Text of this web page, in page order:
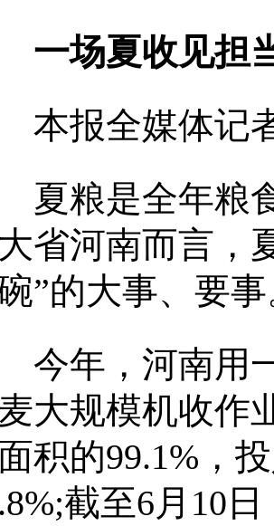
一场夏收见担
报全媒体记
粮是全年粮食
省河南而言，
”的大事、要
年，河南用一
大规模机收作
积的99.1%，
截至6月10